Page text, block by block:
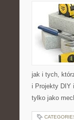
jak i tych,
i Projekty DIY
tylko jako